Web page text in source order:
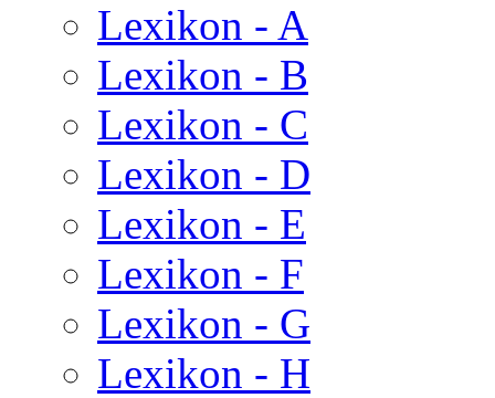
Lexikon - A
Lexikon - B
Lexikon - C
Lexikon - D
Lexikon - E
Lexikon - F
Lexikon - G
Lexikon - H